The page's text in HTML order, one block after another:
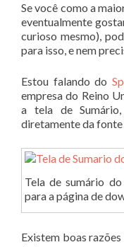
Se você como a
eventualmente
curioso mesmo),
para isso, e nem
Estou falando do
empresa do Reino
a tela de
diretamente da
Tela de sumário
para a página de
Existem boas